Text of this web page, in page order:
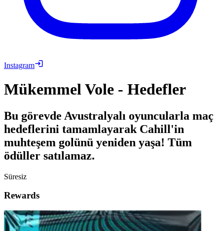
Instagram
Mükemmel Vole - Hedefler
Bu görevde Avustralyalı oyuncularla maç
hedeflerini tamamlayarak Cahill'in
muhteşem golünü yeniden yaşa! Tüm
ödüller satılamaz.
Süresiz
Rewards